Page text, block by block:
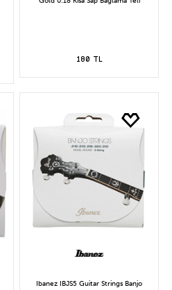
180 TL
Ibanez IBJS5 Guitar Strings Banjo